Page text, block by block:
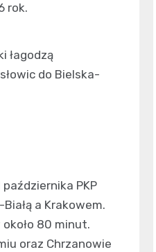
rok.
łagodzą
do Bielska-
PKP
a Krakowem.
80 minut.
oraz Chrzanowie